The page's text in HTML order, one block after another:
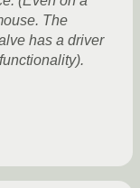
The
has a driver